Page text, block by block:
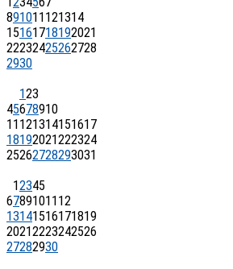
891011 121314
15161718192021
22232425262728
2930
123
45678910
11 121314151617
18192021222324
25262728293031
12345
67891011 12
13141516171819
20212223242526
27282930